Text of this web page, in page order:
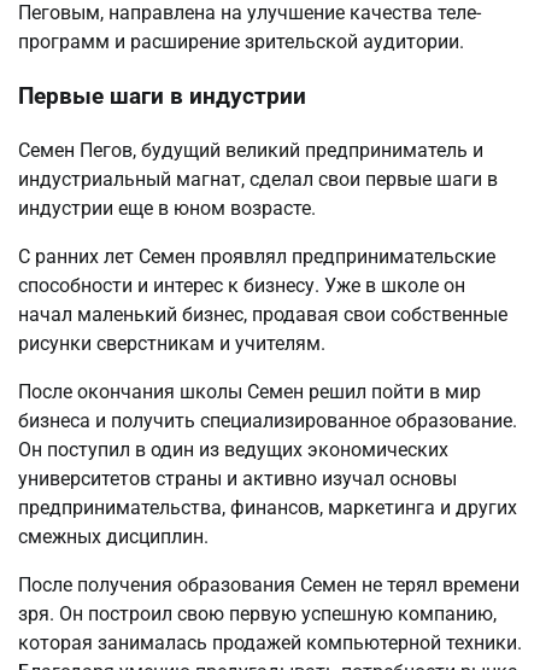
Пеговым, направлена на улучшение качества теле-
программ и расширение зрительской аудитории.
Первые шаги в индустрии
Семен Пегов, будущий великий предприниматель и
индустриальный магнат, сделал свои первые шаги в
индустрии еще в юном возрасте.
С ранних лет Семен проявлял предпринимательские
способности и интерес к бизнесу. Уже в школе он
начал маленький бизнес, продавая свои собственные
рисунки сверстникам и учителям.
После окончания школы Семен решил пойти в мир
бизнеса и получить специализированное образование.
Он поступил в один из ведущих экономических
университетов страны и активно изучал основы
предпринимательства, финансов, маркетинга и других
смежных дисциплин.
После получения образования Семен не терял времени
зря. Он построил свою первую успешную компанию,
которая занималась продажей компьютерной техники.